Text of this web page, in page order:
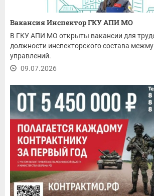
Вакансия Инспектор ГКУ АПИ МО
В ГКУ АПИ МО открыты вакансии для
должности инспекторского состава
управлений.
09.07.2026